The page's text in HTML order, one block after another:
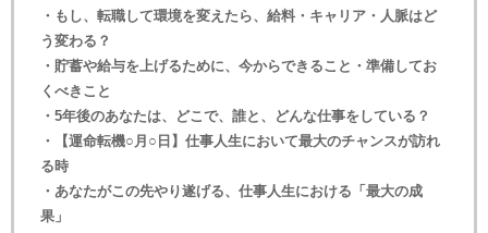
・もし、転職して環境を変えたら、給料・キャリア・人脈はど
う変わる？
・貯蓄や給与を上げるために、今からできること・準備してお
くべきこと
・5年後のあなたは、どこで、誰と、どんな仕事をしている？
・【運命転機○月○日】仕事人生において最大のチャンスが訪れ
る時
・あなたがこの先やり遂げる、仕事人生における「最大の成
果」